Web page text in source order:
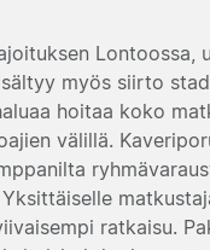
Lontoossa,
myös siirto
hoitaa koko
välillä.
ratkaisu.